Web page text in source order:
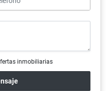
inmobiliarias